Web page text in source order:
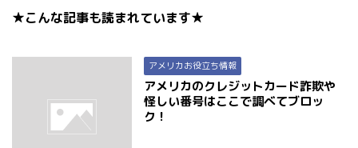
★こんな記事も読まれています★
アメリカお役立ち情報
アメリカのクレジットカード詐欺や
怪しい番号はここで調べてブロッ
ク！